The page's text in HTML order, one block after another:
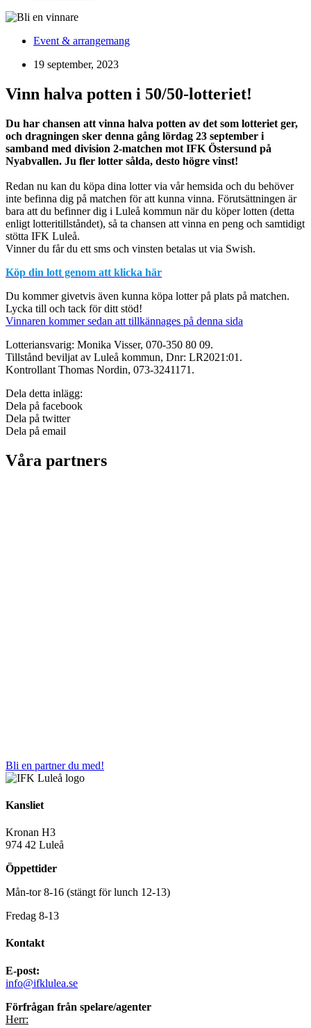
Event & arrangemang
19 september, 2023
Vinn halva potten i 50/50-lotteriet!
Du har chansen att vinna halva potten av det som lotteriet ger,
och dragningen sker denna gång lördag 23 september i
samband med division 2-matchen mot IFK Östersund på
Nyabvallen. Ju fler lotter sålda, desto högre vinst!
Redan nu kan du köpa dina lotter via vår hemsida och du behöver
inte befinna dig på matchen för att kunna vinna. Förutsättningen är
bara att du befinner dig i Luleå kommun när du köper lotten (detta
enligt lotteritillståndet), så ta chansen att vinna en peng och samtidigt
stötta IFK Luleå.
Vinner du får du ett sms och vinsten betalas ut via Swish.
Köp din lott genom att klicka här
Du kommer givetvis även kunna köpa lotter på plats på matchen.
Lycka till och tack för ditt stöd!
Vinnaren kommer sedan att tillkännages på denna sida
Lotteriansvarig: Monika Visser, 070-350 80 09.
Tillstånd beviljat av Luleå kommun, Dnr: LR2021:01.
Kontrollant Thomas Nordin, 073-3241171.
Dela detta inlägg:
Dela på facebook
Dela på twitter
Dela på email
Våra partners
Bli en partner du med!
Kansliet
Kronan H3
974 42 Luleå
Öppettider
Mån-tor 8-16 (stängt för lunch 12-13)
Fredag 8-13
Kontakt
E-post:
info@ifklulea.se
Förfrågan från spelare/agenter
Herr: